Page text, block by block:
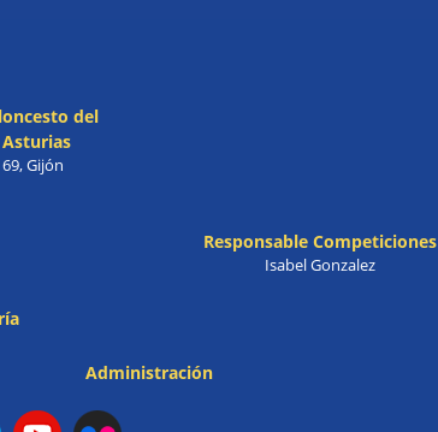
del
Gijón
Responsable Competiciones
Isabel Gonzalez
Administración